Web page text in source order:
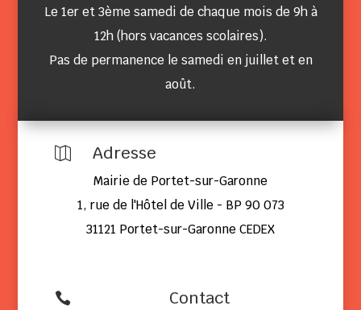
Le 1er et 3ème samedi de chaque mois de 9h à
12h (hors vacances scolaires).
Pas de permanence le samedi en juillet et en
août.
 Adresse
Mairie de Portet-sur-Garonne
1, rue de l'Hôtel de Ville - BP 90 073
31121 Portet-sur-Garonne CEDEX
 Contact